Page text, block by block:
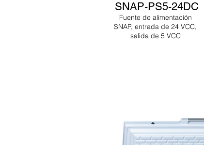
SNAP-PS5-24DC
Fuente de alimentación
SNAP, entrada de 24 VCC,
salida de 5 VCC